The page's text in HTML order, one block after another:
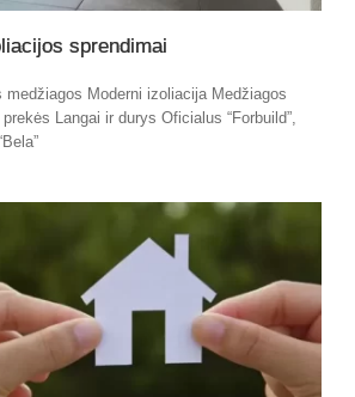
sprendimai
Moderni izoliacija Medžiagos
Langai ir durys Oficialus “Forbuild”,